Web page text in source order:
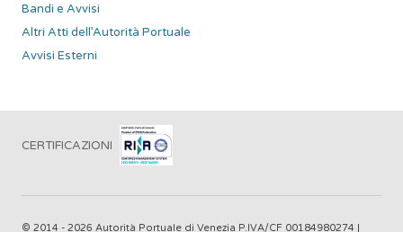
Bandi e Avvisi
Altri Atti dell’Autorità Portuale
Avvisi Esterni
CERTIFICAZIONI
© 2014 - 2026 Autorità Portuale di Venezia P.IVA/CF 00184980274 |